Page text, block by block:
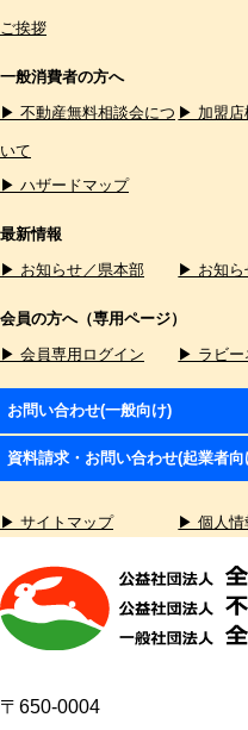
ご挨拶
一般消費者の方へ
▶ 不動産無料相談会につ
いて
▶ 加盟店
▶ ハザードマップ
最新情報
▶ お知らせ／県本部
▶ お知ら
会員の方へ（専用ページ）
▶ 会員専用ログイン
▶ ラビー
お問い合わせ(一般向け)
資料請求・お問い合わせ(起業者向
▶ サイトマップ ▶ 個人情
〒650-0004